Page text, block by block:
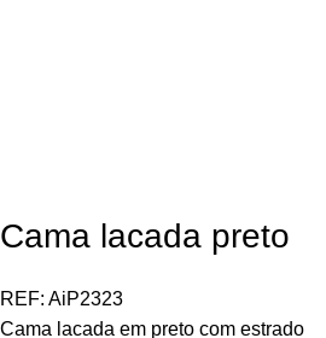
Cama lacada preto
REF: AiP2323
Cama lacada em preto com estrado